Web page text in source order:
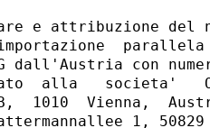
e attribuzione del
dall'Austria con
alla   societa'
1010  Vienna,
1,